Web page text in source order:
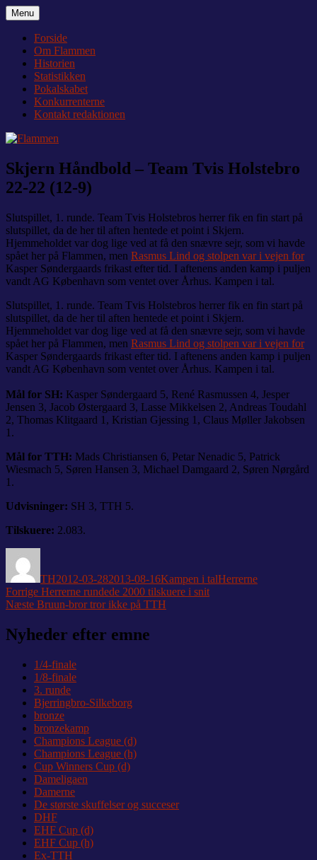
Videre
til
indhold
Flammen
Nyheder og debat om Team Tvis Holstebro
Menu
Forside
Om Flammen
Historien
Statistikken
Pokalskabet
Konkurrenterne
Kontakt redaktionen
Skjern Håndbold – Team Tvis Holstebro
22-22 (12-9)
Slutspillet, 1. runde. Team Tvis Holstebros herrer fik en fin start på
slutspillet, da de her til aften hentede et point i Skjern.
Hjemmeholdet var dog lige ved at få den snævre sejr, som vi havde
spået her på Flammen, men Rasmus Lind og stolpen var i vejen for
Kasper Søndergaards frikast efter tid. I aftenens anden kamp i puljen
vandt AG København som ventet over Århus. Kampen i tal.
Slutspillet, 1. runde. Team Tvis Holstebros herrer fik en fin start på
slutspillet, da de her til aften hentede et point i Skjern.
Hjemmeholdet var dog lige ved at få den snævre sejr, som vi havde
spået her på Flammen, men Rasmus Lind og stolpen var i vejen for
Kasper Søndergaards frikast efter tid. I aftenens anden kamp i puljen
vandt AG København som ventet over Århus. Kampen i tal.
Mål for SH: Kasper Søndergaard 5, René Rasmussen 4, Jesper
Jensen 3, Jacob Østergaard 3, Lasse Mikkelsen 2, Andreas Toudahl
2, Thomas Klitgaard 1, Kristian Gjessing 1, Claus Møller Jakobsen
1.
Mål for TTH: Mads Christiansen 6, Petar Nenadic 5, Patrick
Wiesmach 5, Søren Hansen 3, Michael Damgaard 2, Søren Nørgård
1.
Udvisninger: SH 3, TTH 5.
Tilskuere: 2.083.
TH2012-03-282013-08-16Kampen i talHerrerne
Indlægsnavigation
Forrige Forrige
indlæg:
Herrerne rundede 2000 tilskuere i snit
Næste Næste
Bruun-bror tror ikke på TTH
Nyheder efter emne
1/4-finale
1/8-finale
3. runde
Bjerringbro-Silkeborg
bronze
bronzekamp
Champions League (d)
Champions League (h)
Cup Winners Cup (d)
Dameligaen
Damerne
De største skuffelser og succeser
DHF
EHF Cup (d)
EHF Cup (h)
Ex-TTH